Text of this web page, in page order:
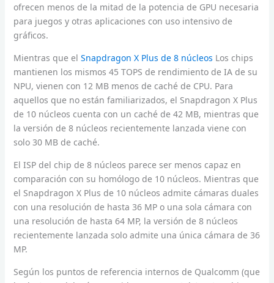
ofrecen menos de la mitad de la potencia de GPU necesaria
para juegos y otras aplicaciones con uso intensivo de
gráficos.
Mientras que el Snapdragon X Plus de 8 núcleos Los chips
mantienen los mismos 45 TOPS de rendimiento de IA de su
NPU, vienen con 12 MB menos de caché de CPU. Para
aquellos que no están familiarizados, el Snapdragon X Plus
de 10 núcleos cuenta con un caché de 42 MB, mientras que
la versión de 8 núcleos recientemente lanzada viene con
solo 30 MB de caché.
El ISP del chip de 8 núcleos parece ser menos capaz en
comparación con su homólogo de 10 núcleos. Mientras que
el Snapdragon X Plus de 10 núcleos admite cámaras duales
con una resolución de hasta 36 MP o una sola cámara con
una resolución de hasta 64 MP, la versión de 8 núcleos
recientemente lanzada solo admite una única cámara de 36
MP.
Según los puntos de referencia internos de Qualcomm (que